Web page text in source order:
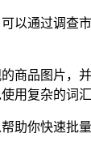
以通过调查
商品图片，
用复杂的词汇
助你快速批